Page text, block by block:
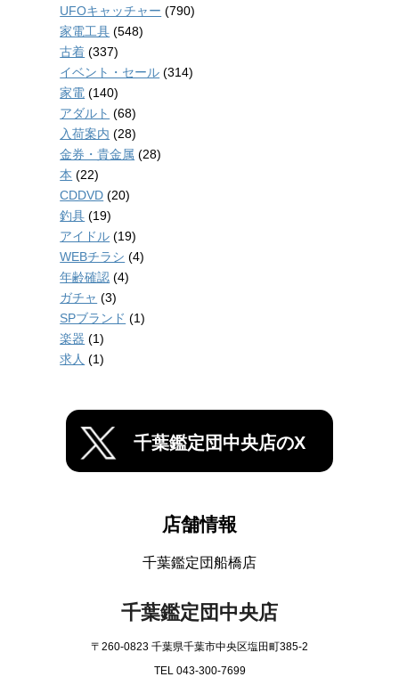
UFOキャッチャー (790)
家電工具 (548)
古着 (337)
イベント・セール (314)
家電 (140)
アダルト (68)
入荷案内 (28)
金券・貴金属 (28)
本 (22)
CDDVD (20)
釣具 (19)
アイドル (19)
WEBチラシ (4)
年齢確認 (4)
ガチャ (3)
SPブランド (1)
楽器 (1)
求人 (1)
千葉鑑定団中央店のX
店舗情報
千葉鑑定団船橋店
千葉鑑定団中央店
〒260-0823 千葉県千葉市中央区塩田町385-2
TEL 043-300-7699